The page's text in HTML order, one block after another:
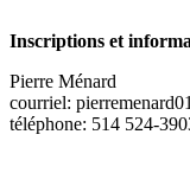
Inscriptions et
Pierre Ménard
courriel:
téléphone: 514 524-